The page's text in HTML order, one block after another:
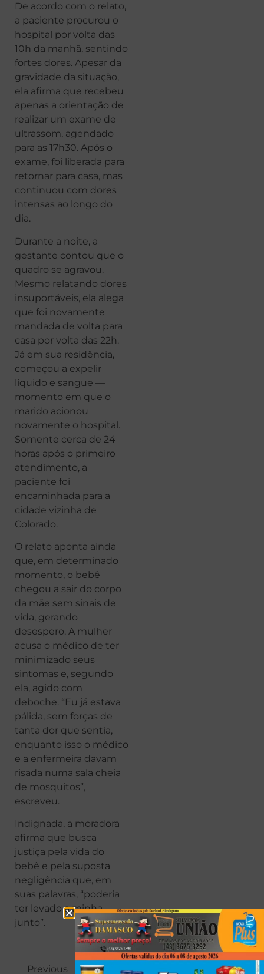
De acordo com o relato,
a paciente procurou o
hospital por volta das
10h da manhã, sentindo
fortes dores. Apesar da
gravidade da situação,
ela afirma que recebeu
apenas a orientação de
realizar um exame de
ultrassom, agendado
para as 17h30. Após o
exame, foi liberada para
retornar para casa, mas
continuou com dores
intensas ao longo do
dia.
Durante a noite, a
gestante contou que o
quadro se agravou.
Mesmo relatando dores
insuportáveis, ela alega
que foi novamente
mandada de volta para
casa por volta das 22h.
Já em sua residência,
começou a expelir
líquido e sangue —
momento em que o
marido acionou
novamente o hospital.
Somente cerca de 24
horas após o primeiro
atendimento, a
paciente foi
encaminhada para a
cidade vizinha de
Colorado.
O relato aponta ainda
que, em determinado
momento, o bebê
chegou a sair do corpo
da mãe sem sinais de
vida, gerando
desespero. A mulher
acusa o médico de ter
minimizado seus
sintomas e, segundo
ela, agido com
deboche. “Eu já estava
pálida, sem forças de
tanta dor que sentia,
enquanto isso o médico
e a enfermeira davam
risada numa sala cheia
de mosquitos”,
escreveu.
Indignada, a moradora
afirma que busca
justiça pela vida do
bebê e pela suposta
negligência que, em
suas palavras, “poderia
ter levado a minha
junto”.
Previous Next